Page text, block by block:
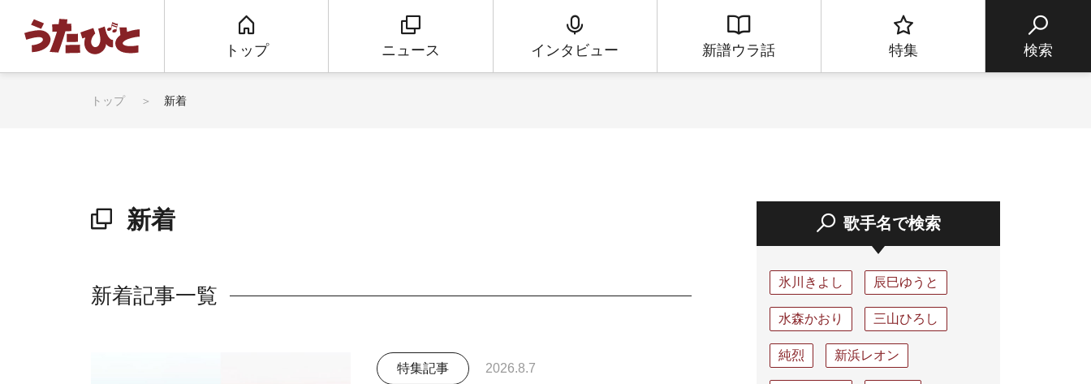
トップ ニュース インタビュー 新譜ウラ話 特集 検索
トップ 新着
新着
新着記事一覧
特集記事 2026.8.7
歌手名で検索
氷川きよし 辰巳ゆうと
水森かおり 三山ひろし
純烈 新浜レオン